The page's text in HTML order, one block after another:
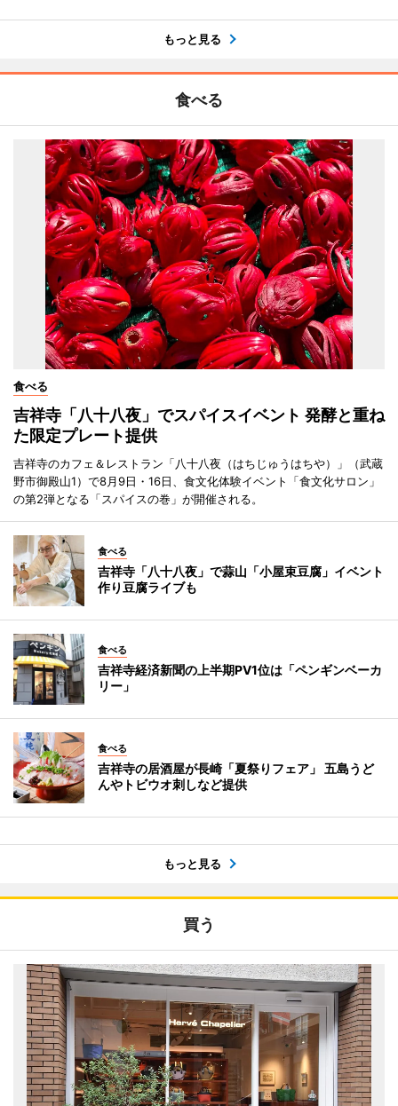
もっと見る
食べる
食べる
吉祥寺「八十八夜」でスパイスイベント 発酵と重ね
た限定プレート提供
吉祥寺のカフェ＆レストラン「八十八夜（はちじゅうはちや）」（武蔵
野市御殿山1）で8月9日・16日、食文化体験イベント「食文化サロン」
の第2弾となる「スパイスの巻」が開催される。
食べる
吉祥寺「八十八夜」で蒜山「小屋束豆腐」イベント
作り豆腐ライブも
食べる
吉祥寺経済新聞の上半期PV1位は「ペンギンベーカ
リー」
食べる
吉祥寺の居酒屋が長崎「夏祭りフェア」 五島うど
んやトビウオ刺しなど提供
もっと見る
買う